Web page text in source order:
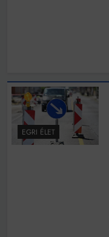
EGRI ÉLET